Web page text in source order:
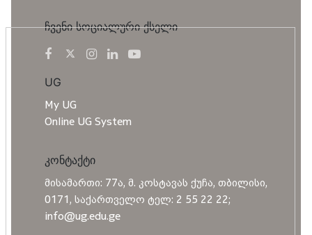
ჩვენი სოციალური ქსელი
UG
My UG
Online UG System
კონტაქტი
მისამართი: 77ა, მ. კოსტავას ქუჩა, თბილისი,
0171, საქართველო ტელ: 2 55 22 22;
info@ug.edu.ge